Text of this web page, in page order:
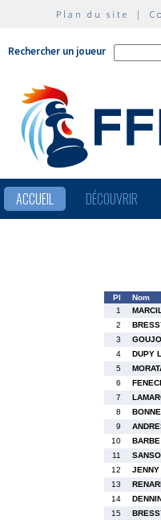
Plan du site |
Rechercher un joueur
ACCUEIL DÉCOUVRIR
Pl Nom
1
2
3
4
DUPY
5
6
7
8
9
10
11
12
13
14
15